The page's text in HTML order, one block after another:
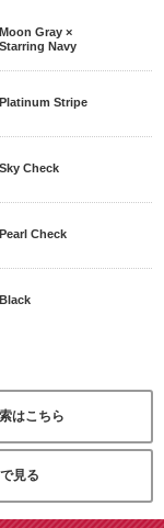
Moon Gray ×
Starring Navy
Platinum Stripe
Sky Check
Pearl Check
Black
はこちら
見る